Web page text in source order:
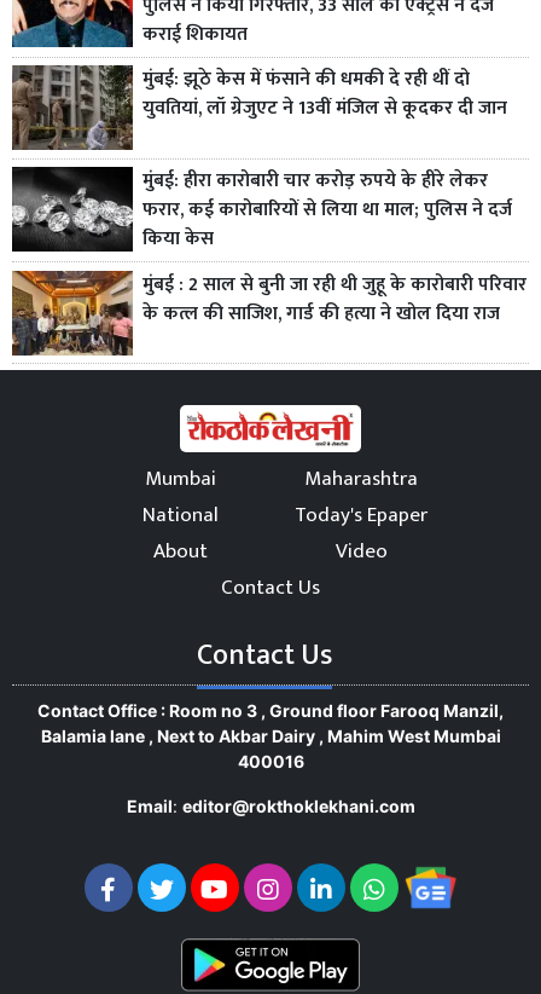
कराई शिकायत
मुंबई: झूठे केस में फंसाने की धमकी दे रही थीं दो
युवतियां, लॉ ग्रेजुएट ने 13वीं मंजिल से कूदकर दी जान
मुंबई: हीरा कारोबारी चार करोड़ रुपये के हीरे लेकर
फरार, कई कारोबारियों से लिया था माल; पुलिस ने दर्ज
किया केस
मुंबई : 2 साल से बुनी जा रही थी जुहू के कारोबारी परिवार
के कत्ल की साजिश, गार्ड की हत्या ने खोल दिया राज
Mumbai
Maharashtra
National
Today's Epaper
About
Video
Contact Us
Contact Us
Contact Office : Room no 3 , Ground floor Farooq Manzil,
Balamia lane , Next to Akbar Dairy , Mahim West Mumbai
400016
Email: editor@rokthoklekhani.com